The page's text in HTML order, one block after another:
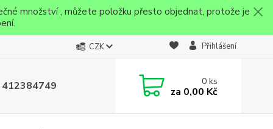
množství , můžete položku přesto objednat, protože je
CZK Přihlášení
0ks
za 0,00 Kč